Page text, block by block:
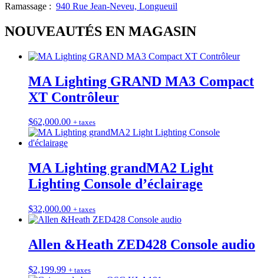
Ramassage : 940 Rue Jean-Neveu, Longueuil
NOUVEAUTÉS EN MAGASIN
MA Lighting GRAND MA3 Compact
XT Contrôleur
$62,000.00 + taxes
MA Lighting grandMA2 Light
Lighting Console d’éclairage
$32,000.00 + taxes
Allen &Heath ZED428 Console audio
$2,199.99 + taxes